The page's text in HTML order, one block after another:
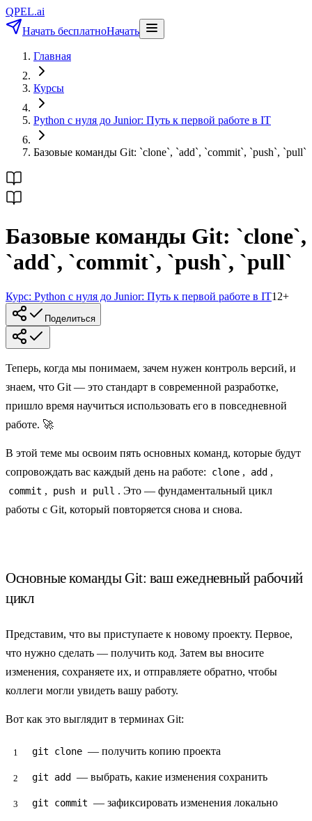
QPEL.ai
Начать бесплатноНачать
Главная
Курсы
Python с нуля до Junior: Путь к первой работе в IT
Базовые команды Git: `clone`, `add`, `commit`, `push`, `pull`
Базовые команды Git: `clone`,
`add`, `commit`, `push`, `pull`
Курс: Python с нуля до Junior: Путь к первой работе в IT12+
Поделиться
Теперь, когда мы понимаем, зачем нужен контроль версий, и
знаем, что Git — это стандарт в современной разработке,
пришло время научиться использовать его в повседневной
работе. 🚀
В этой теме мы освоим пять основных команд, которые будут
сопровождать вас каждый день на работе:
clone , add ,
commit , push и pull . Это — фундаментальный цикл
работы с Git, который повторяется снова и снова.
Основные команды Git: ваш ежедневный рабочий
цикл
Представим, что вы приступаете к новому проекту. Первое,
что нужно сделать — получить код. Затем вы вносите
изменения, сохраняете их, и отправляете обратно, чтобы
коллеги могли увидеть вашу работу.
Вот как это выглядит в терминах Git:
git clone — получить копию проекта
git add — выбрать, какие изменения сохранить
git commit — зафиксировать изменения локально